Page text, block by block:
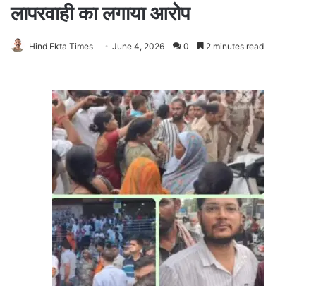
लापरवाही का लगाया आरोप
Hind Ekta Times June 4, 2026 0 2 minutes read